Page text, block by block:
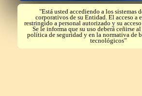
"Está usted accediendo a los sistemas
corporativos de su Entidad. El acceso a
restringido a personal autorizado y su
Se le informa que su uso deberá ceñirse
política de seguridad y en la normativa de
tecnológicos”